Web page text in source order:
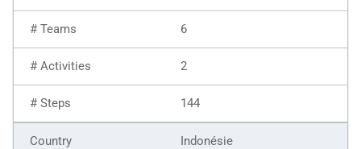
6
2
144
Indonésie